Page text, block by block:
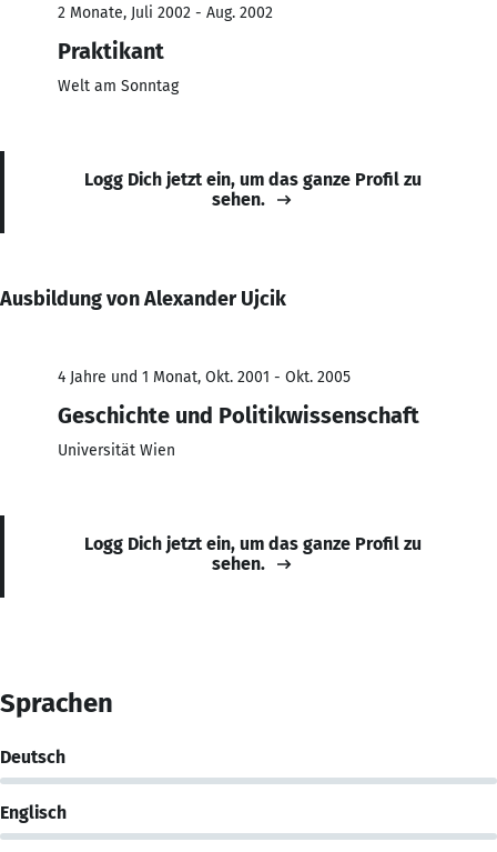
2 Monate, Juli 2002 - Aug. 2002
Praktikant
Welt am Sonntag
Logg Dich jetzt ein, um das ganze Profil zu
sehen.
Ausbildung von Alexander Ujcik
4 Jahre und 1 Monat, Okt. 2001 - Okt. 2005
Geschichte und Politikwissenschaft
Universität Wien
Logg Dich jetzt ein, um das ganze Profil zu
sehen.
Sprachen
Deutsch
Englisch